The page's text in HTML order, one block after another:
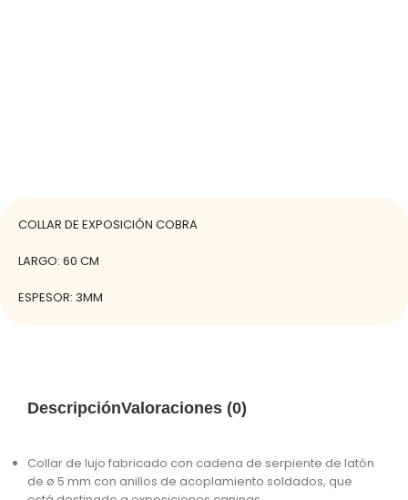
COLLAR DE EXPOSICIÓN COBRA
LARGO: 60 CM
ESPESOR: 3MM
DescripciónValoraciones (0)
Collar de lujo fabricado con cadena de serpiente de latón
de ø 5 mm con anillos de acoplamiento soldados, que